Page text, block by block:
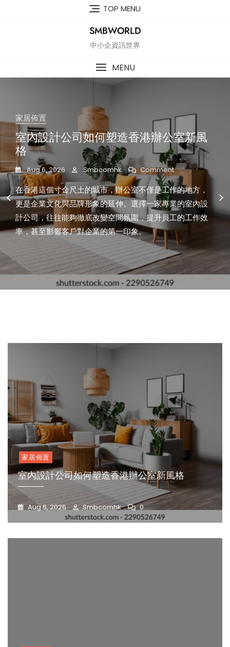
TOP MENU
SMBWORLD
中小企資訊世界
MENU
家居佈置
室內設計公司如何塑造香港辦公室新風
格
Aug 6, 2026 Smbcomhk CommentOn
室
內
設
計
公
司
如
何
塑
造
香
港
風
在香港這個寸金尺土的城市，辦公室不僅是工作的地方，
更是企業文化與品牌形象的延伸。選擇一家專業的室內設
計公司，往往能夠徹底改變空間氛圍，提升員工的工作效
率，甚至影響客戶對企業的第一印象。
在商言商
影樓與畢業照：香港青春回憶的最佳選
擇
Jul 23, 2026 Smbcomhk Comments Offon
影
樓
與
畢
業
照：
香
港
青
春
回
香港這個快節奏的都市，影像不僅是記錄，更是一種情感
的延伸。無論是校園畢業、公司活動，還是家庭聚會，
「影樓」與「畢業照」都成為不可或缺的關鍵詞。這篇文
章將深入探討「影樓」與「畢業照」的魅力，並分析它們
如何在香港的生活文化中掀起新一波熱潮。
在商言商
CUSTOM AUSTRALIAN FOOTBALL
TEAMWEAR AND VOLLEYBALL
JERSEYS AUSTRALIA: ELEVATING
SPORTS IDENTITY
Jul 23, 2026 Smbcomhk Comments Offon
Custom
Australian
Football
Teamwear
and
Volleyball
Jerseys
Australia:
n the vibrant sports culture of Hong Kong,
international influences have shaped the way
teams express themselves both on and off the
field. Two standout
生活休閒
醫學美容與M22光子嫩膚：香港女性美
麗新趨勢
Jul 23, 2026 Smbcomhk Comments Offon
醫
學
美
容
與
M22
光
子
嫩
膚：
香
趨
在香港這個國際化都市，女性對美麗的追求早已超越傳統
護膚，醫學美容逐漸成為主流選擇。而在眾多療程中，
「M22光子嫩膚」更是備受矚目的焦點。
在商言商
婦科診所與IVF香港：女性健康與生育新
選擇
Jul 23, 2026 Smbcomhk Comments Offon
婦
科
診
所
與
IVF
香
港：
女
性
健
擇
在香港這個快節奏的都市，女性健康與生育規劃逐漸成為
社會焦點。隨着醫療技術的進步，「婦科診所」與「IVF香
港」成為許多女性在生活規劃中必須面對的重要議題。這
篇文章將以生動的語氣，深入探討這兩大關鍵詞，並分析
它們如何影響香港女性的健康選擇與未來規劃。
在商言商
婁子堅骨科與婁子堅醫生診所：香港市
民信賴的骨科專業新篇章
Jul 22, 2026 Smbcomhk Comments Offon
婁
子
堅
骨
科
與
婁
子
堅
醫
生
信
骨
專
業
新
篇
章
在香港這個繁華都市，骨科醫療需求日益增加，無論是因
為長者的退化性關節炎、都市人常見的脊椎痛症，還是年
輕人因運動造成的創傷，骨科醫生的角色都顯得格外重
要。當市民尋找值得信賴的專業時，婁子堅骨科與婁子堅
醫生診所的名字總是被反覆提及，成為香港骨科醫療的代
表。
家居佈置
室內設計公司如何塑造香港辦公室新風格
Aug 6, 2026 Smbcomhk 0